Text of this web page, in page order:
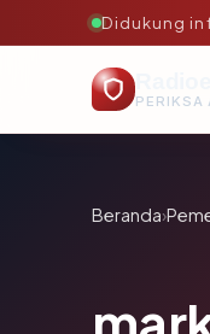
Didukung
Beranda›